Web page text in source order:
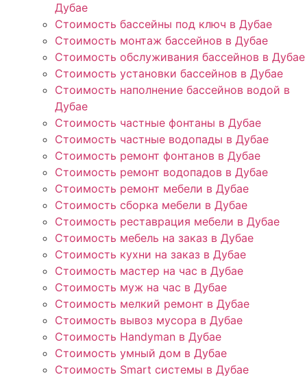
Дубае
Стоимость бассейны под ключ в Дубае
Стоимость монтаж бассейнов в Дубае
Стоимость обслуживания бассейнов в Дубае
Стоимость установки бассейнов в Дубае
Стоимость наполнение бассейнов водой в
Дубае
Стоимость частные фонтаны в Дубае
Стоимость частные водопады в Дубае
Стоимость ремонт фонтанов в Дубае
Стоимость ремонт водопадов в Дубае
Стоимость ремонт мебели в Дубае
Стоимость сборка мебели в Дубае
Стоимость реставрация мебели в Дубае
Стоимость мебель на заказ в Дубае
Стоимость кухни на заказ в Дубае
Стоимость мастер на час в Дубае
Стоимость муж на час в Дубае
Стоимость мелкий ремонт в Дубае
Стоимость вывоз мусора в Дубае
Стоимость Handyman в Дубае
Стоимость умный дом в Дубае
Стоимость Smart системы в Дубае